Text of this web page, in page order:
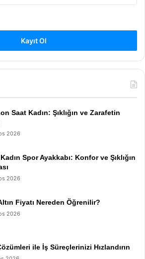
Kayıt Ol
Saat Kadın: Şıklığın ve Zarafetin
2026
Spor Ayakkabı: Konfor ve Şıklığın
2026
Fiyatı Nereden Öğrenilir?
2026
ile İş Süreçlerinizi Hızlandırın